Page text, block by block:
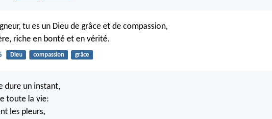
tu es un Dieu de grâce et de compassion,
riche en bonté et en vérité.
Dieu compassion grâce
dure un instant,
toute la vie:
les pleurs,